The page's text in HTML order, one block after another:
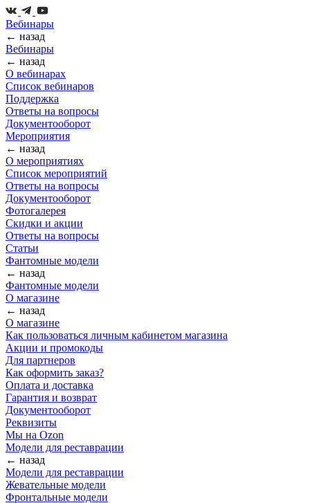
Вебинары
← назад
Вебинары
← назад
О вебинарах
Список вебинаров
Поддержка
Ответы на вопросы
Документооборот
Мероприятия
← назад
О мероприятиях
Список мероприятий
Ответы на вопросы
Документооборот
Фотогалерея
Скидки и акции
Ответы на вопросы
Статьи
Фантомные модели
← назад
Фантомные модели
О магазине
← назад
О магазине
Как пользоваться личным кабинетом магазина
Акции и промокоды
Для партнеров
Как оформить заказ?
Оплата и доставка
Гарантия и возврат
Документооборот
Реквизиты
Мы на Ozon
Модели для реставрации
← назад
Модели для реставрации
Жевательные модели
Фронтальные модели